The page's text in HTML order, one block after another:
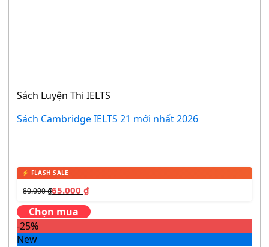
Sách Luyện Thi IELTS
Sách Cambridge IELTS 21 mới nhất 2026
80.000₫65.000 ₫
Chọn mua
-25%
New